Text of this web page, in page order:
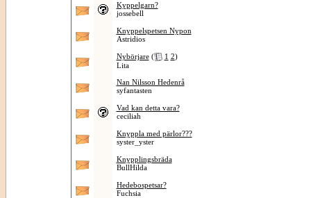
Kyppelgarn?
jossebell
Knyppelspetsen Nypon
Astridios
Nybörjare ( 1 2)
Lita
Nan Nilsson Hedenrå
syfantasten
Vad kan detta vara?
ceciliah
Knyppla med pärlor???
syster_yster
Knypplingsbräda
BullHilda
Hedebospetsar?
Fuchsia